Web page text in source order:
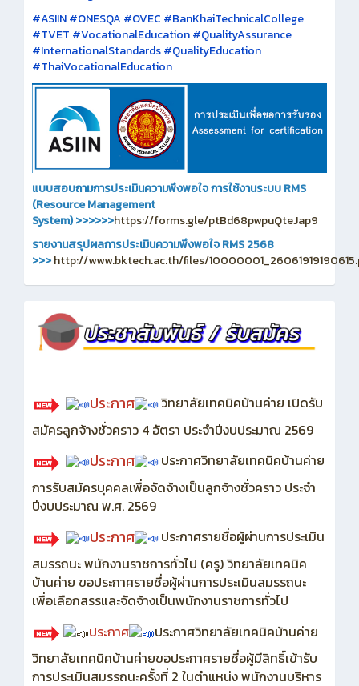
#ASIIN #ONESQA #OVEC #BanKhaiTechnicalCollege
#TVET #VocationalEducation #QualityAssurance
#InternationalStandards #QualityEducation
#ThaiVocationalEducation
แบบสอบถามการประเมินความพึงพอใจ การใช้งานระบบ RMS
(Resource Management
System)>>>>>>https://forms.gle/ptBd68pwpuQteJap9
รายงานสรุปผลการประเมินความพึงพอใจ RMS 2568
>>>http://www.bktech.ac.th/files/
ประกาศ
วิทยาลัยเทคนิคบ้านค่าย เปิดรับ
สมัครลูกจ้างชั่วคราว 4 อัตรา ประจำปีงบประมาณ 2569
ประกาศ
ประกาศวิทยาลัยเทคนิคบ้านค่าย
การรับสมัครบุคคลเพื่อจัดจ้างเป็นลูกจ้างชั่วคราว ประจำ
ปีงบประมาณ พ.ศ. 2569
ประกาศ
ประกาศรายชื่อผู้ผ่านการประเมิน
สมรรถนะ พนักงานราชการทั่วไป (ครู) วิทยาลัยเทคนิค
บ้านค่าย ขอประกาศรายชื่อผู้ผ่านการประเมินสมรรถนะ
เพื่อเลือกสรรและจัดจ้างเป็นพนักงานราชการทั่วไป
ประกาศ
ประกาศวิทยาลัยเทคนิคบ้านค่าย
วิทยาลัยเทคนิคบ้านค่ายขอประกาศรายชื่อผู้มีสิทธิ์เข้ารับ
การประเมินสมรรถนะครั้งที่ 2 ในตำแหน่ง พนักงานบริหาร